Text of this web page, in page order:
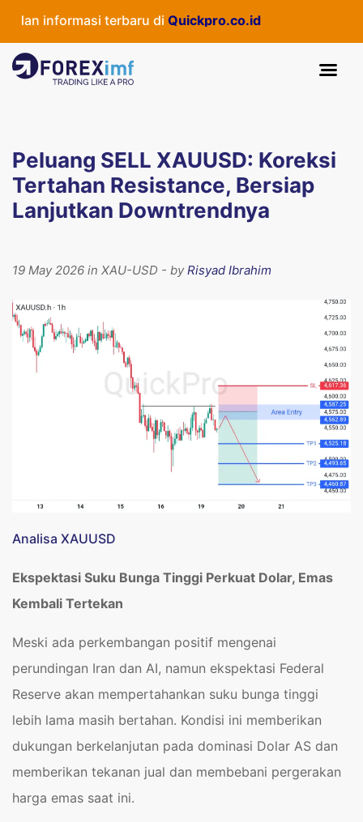
informasi terbaru diQuickpro.co.id
Peluang SELL XAUUSD: Koreksi
Tertahan Resistance, Bersiap
Lanjutkan Downtrendnya
19 May 2026 in XAU-USD - byRisyad Ibrahim
Analisa XAUUSD
Ekspektasi Suku Bunga Tinggi Perkuat Dolar, Emas
Kembali Tertekan
Meski ada perkembangan positif mengenai
perundingan Iran dan AI, namun ekspektasi Federal
Reserve akan mempertahankan suku bunga tinggi
lebih lama masih bertahan. Kondisi ini memberikan
dukungan berkelanjutan pada dominasi Dolar AS dan
memberikan tekanan jual dan membebani pergerakan
harga emas saat ini.